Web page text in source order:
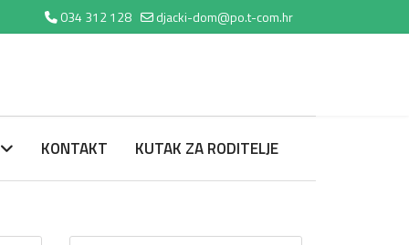
034 312 128 djacki-dom@po.t-com.hr
KONTAKT KUTAK ZA RODITELJE